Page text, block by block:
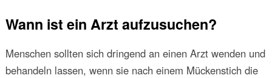
Wann ist ein Arzt aufzusuchen?
Menschen sollten sich dringend an einen Arzt wenden und
behandeln lassen, wenn sie nach einem Mückenstich die